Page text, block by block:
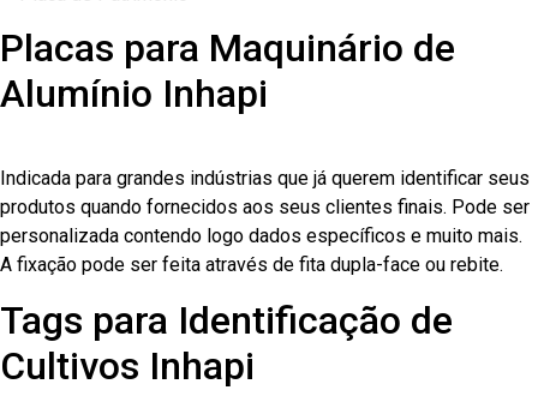
Placas para Maquinário de
Alumínio Inhapi
Indicada para grandes indústrias que já querem identificar seus
produtos quando fornecidos aos seus clientes finais. Pode ser
personalizada contendo logo dados específicos e muito mais.
A fixação pode ser feita através de fita dupla-face ou rebite.
Tags para Identificação de
Cultivos Inhapi